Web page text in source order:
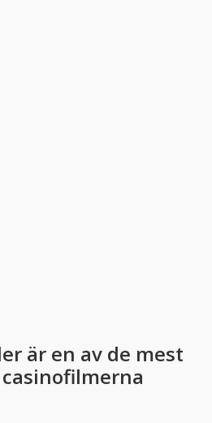
är en av de mest